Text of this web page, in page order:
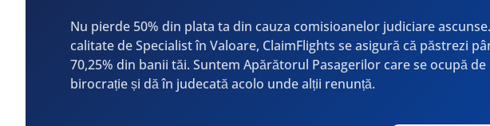
Nu pierde 50% din plata ta din cauza comisioanelor judiciare
calitate de Specialist în Valoare, ClaimFlights se asigură că păstrezi
70,25% din banii tăi. Suntem Apărătorul Pasagerilor care se ocupă de
birocrație și dă în judecată acolo unde alții renunță.